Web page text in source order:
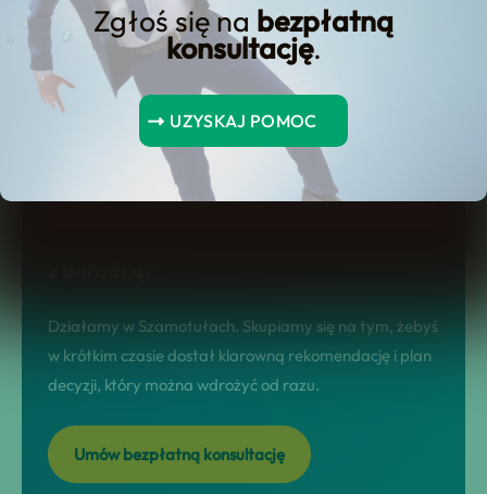
Zgłoś się na bezpłatną
konsultację.
UZYSKAJ POMOC
Jeśli rozważasz kredyt w szamotułach:
sprawdź naszą ofertę!, potrzebujesz
konkretnej oferty sprzedażowej, a nie
ogólników. Na tej stronie dostajesz jasny
model współpracy, realne scenariusze
Działamy w Szamotułach. Skupiamy się na tym, żebyś
w krótkim czasie dostał klarowną rekomendację i plan
decyzji, który można wdrożyć od razu.
Umów bezpłatną konsultację